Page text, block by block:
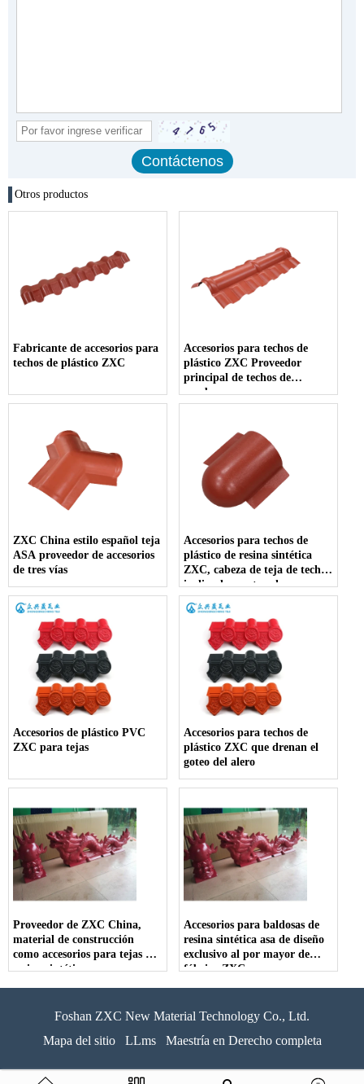
Otros productos
Fabricante de accesorios para
techos de plástico ZXC
Accesorios para techos de
plástico ZXC Proveedor
principal de techos de
cumbrera
ZXC China estilo español teja
ASA proveedor de accesorios
de tres vías
Accesorios para techos de
plástico de resina sintética
ZXC, cabeza de teja de techo
inclinada, ventas al por
mayor
Accesorios de plástico PVC
ZXC para tejas
Accesorios para techos de
plástico ZXC que drenan el
goteo del alero
Proveedor de ZXC China,
material de construcción
como accesorios para tejas de
resina sintética
Accesorios para baldosas de
resina sintética asa de diseño
exclusivo al por mayor de
fábrica ZXC
Foshan ZXC New Material Technology Co., Ltd.
Mapa del sitio
LLms Maestría en Derecho completa